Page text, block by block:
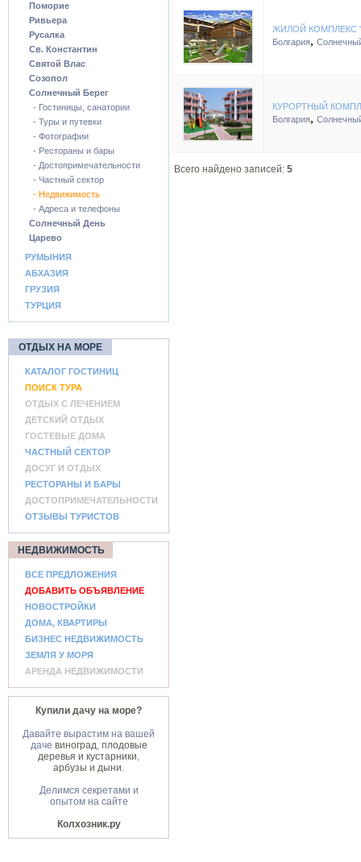
Поморие
Ривьера
Русалка
Св. Константин
Святой Влас
Созопол
Солнечный Берег
- Гостиницы, санатории
- Туры и путевки
- Фотографии
- Рестораны и бары
- Достопримечательности
- Частный сектор
- Недвижимость
- Адреса и телефоны
Солнечный День
Царево
РУМЫНИЯ
АБХАЗИЯ
ГРУЗИЯ
ТУРЦИЯ
ОТДЫХ НА МОРЕ
КАТАЛОГ ГОСТИНИЦ
ПОИСК ТУРА
ОТДЫХ С ЛЕЧЕНИЕМ
ДЕТСКИЙ ОТДЫХ
ГОСТЕВЫЕ ДОМА
ЧАСТНЫЙ СЕКТОР
ДОСУГ И ОТДЫХ
РЕСТОРАНЫ И БАРЫ
ДОСТОПРИМЕЧАТЕЛЬНОСТИ
ОТЗЫВЫ ТУРИСТОВ
НЕДВИЖИМОСТЬ
ВСЕ ПРЕДЛОЖЕНИЯ
ДОБАВИТЬ ОБЪЯВЛЕНИЕ
НОВОСТРОЙКИ
ДОМА, КВАРТИРЫ
БИЗНЕС НЕДВИЖИМОСТЬ
ЗЕМЛЯ У МОРЯ
АРЕНДА НЕДВИЖИМОСТИ
Купили дачу на море?
Давайте вырастим на вашей
даче виноград, плодовые
деревья и кустарники,
арбузы и дыни.
Делимся секретами и
опытом на сайте
Колхозник.ру
ЖИЛОЙ КОМПЛЕКС
Болгария,
КУРОРТНЫЙ
Болгария,
Всего найдено записей: 5